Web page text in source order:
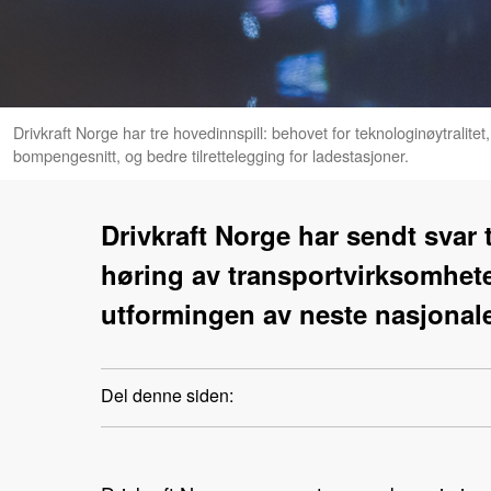
Drivkraft Norge har tre hovedinnspill: behovet for
bompengesnitt, og bedre tilrettelegging for ladestasjoner.
Drivkraft Norge har sendt
høring av
utformingen av neste
Del denne siden: